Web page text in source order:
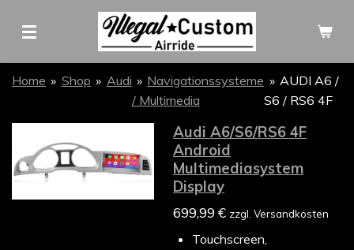
Hauptinhalt
Home » Shop » Audi » Navigationssysteme
/ Multimedia
» AUDI A6 /
S6 / RS6 4F
Audi A6/S6/RS6 4F
Android
Multimediasystem
Display
699,99 € zzgl. Versandkosten
Touchscreen,